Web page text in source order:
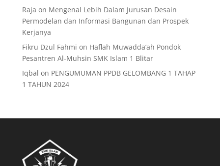
Raja on Mengenal Lebih Dalam Jurusan Desain
Permodelan dan Informasi Bangunan dan Prospek
Kerjanya
Fikru Dzul Fahmi on Haflah Muwadda’ah Pondok
Pesantren Al-Muhsin SMK Islam 1 Blitar
Iqbal on PENGUMUMAN PPDB GELOMBANG 1 TAHAP
1 TAHUN 2024